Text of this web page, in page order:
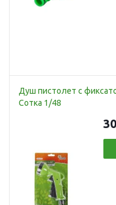
Душ пистолет с
Сотка 1/48